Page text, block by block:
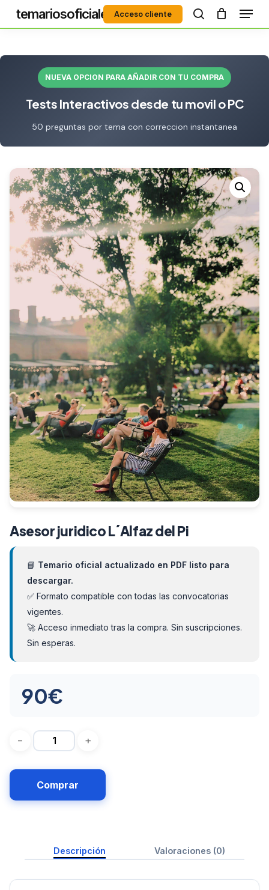
content
temariosoficiales
Acceso cliente
search
Menú
NUEVA OPCION PARA AÑADIR CON TU COMPRA
Tests Interactivos desde tu movil o PC
50 preguntas por tema con correccion instantanea
Asesor juridico L´Alfaz del Pi
📘 Temario oficial actualizado en PDF listo para
descargar.
✅ Formato compatible con todas las convocatorias
vigentes.
🚀 Acceso inmediato tras la compra. Sin suscripciones.
Sin esperas.
90€
Comprar
Descripción Valoraciones (0)